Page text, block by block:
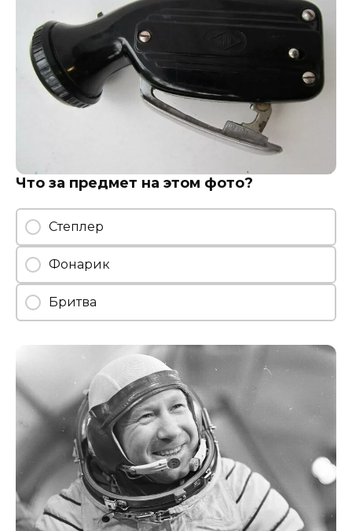
Что за предмет на этом фото?
Степлер
Фонарик
Бритва